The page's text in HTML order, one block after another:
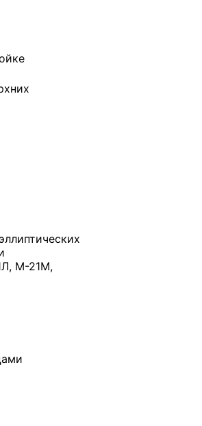
М-21М,